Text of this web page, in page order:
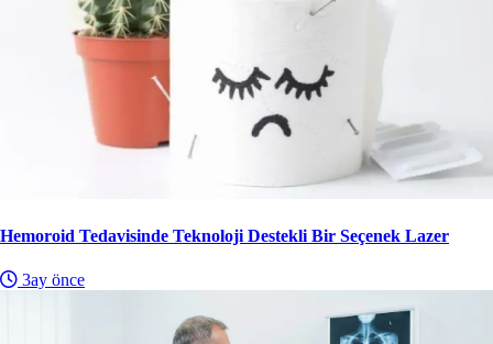
Hemoroid Tedavisinde Teknoloji Destekli Bir Seçenek Lazer
3ay önce